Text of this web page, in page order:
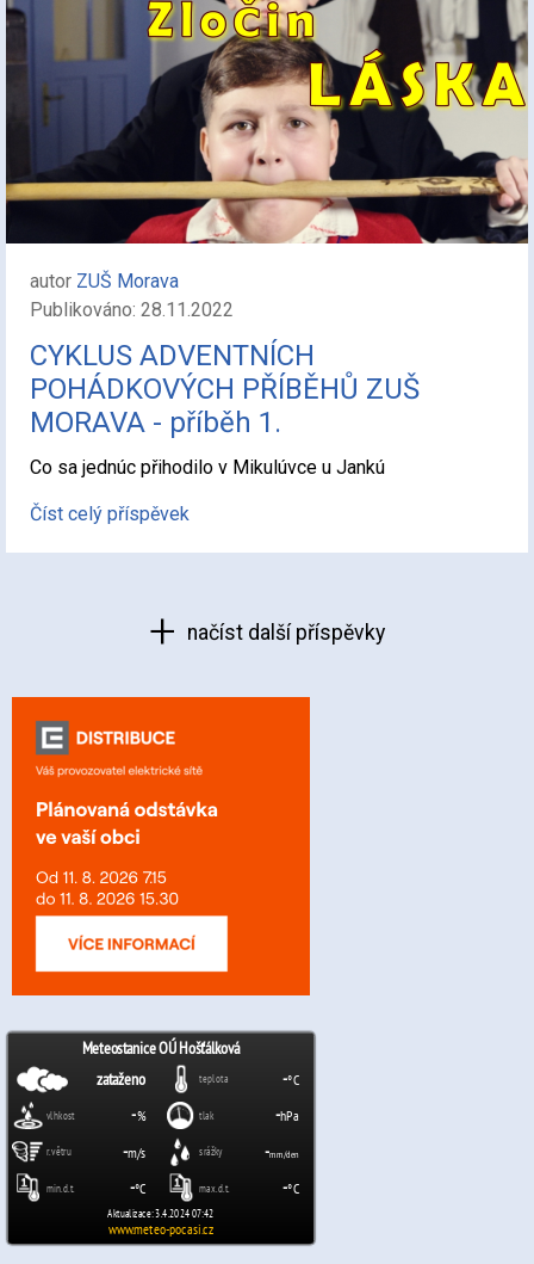
autor ZUŠ Morava
Publikováno: 28.11.2022
CYKLUS ADVENTNÍCH
POHÁDKOVÝCH PŘÍBĚHŮ ZUŠ
MORAVA - příběh 1.
Co sa jednúc přihodilo v Mikulúvce u Jankú
Číst celý příspěvek
načíst další příspěvky